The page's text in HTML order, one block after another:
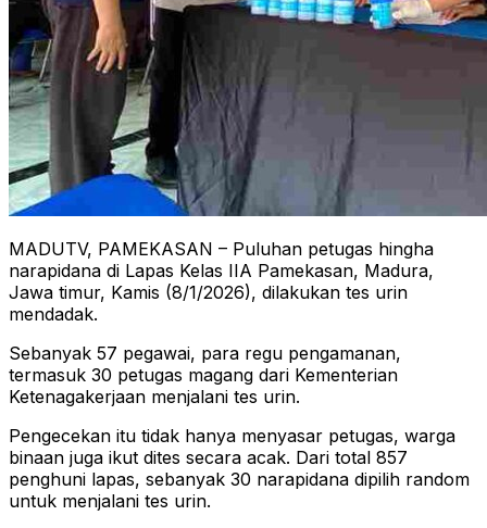
MADUTV, PAMEKASAN – Puluhan petugas hingha
narapidana di Lapas Kelas IIA Pamekasan, Madura,
Jawa timur, Kamis (8/1/2026), dilakukan tes urin
mendadak.
Sebanyak 57 pegawai, para regu pengamanan,
termasuk 30 petugas magang dari Kementerian
Ketenagakerjaan menjalani tes urin.
Pengecekan itu tidak hanya menyasar petugas, warga
binaan juga ikut dites secara acak. Dari total 857
penghuni lapas, sebanyak 30 narapidana dipilih random
untuk menjalani tes urin.